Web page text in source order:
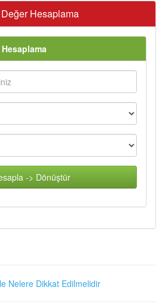
Hesaplama
-> Dönüştür
Nelere Dikkat Edilmelidir